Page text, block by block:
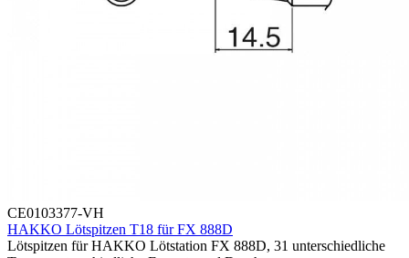
CE0103377-VH
HAKKO Lötspitzen T18 für FX 888D
Lötspitzen für HAKKO Lötstation FX 888D, 31 unterschiedliche